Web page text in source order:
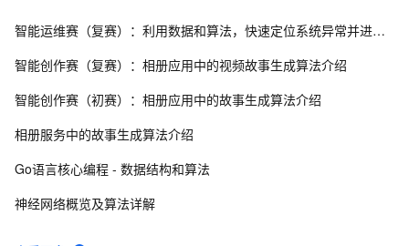
8 数组求和算法系列 639
10动画 | 什么是基数排序？| 算法必看系列四十
智能运维赛（复赛）：利用数据和算法，快速定位系统异常并进行根因分析
智能创作赛（复赛）：相册应用中的视频故事生成算法介绍
智能创作赛（初赛）：相册应用中的故事生成算法介绍
相册服务中的故事生成算法介绍
Go语言核心编程 - 数据结构和算法
神经网络概览及算法详解